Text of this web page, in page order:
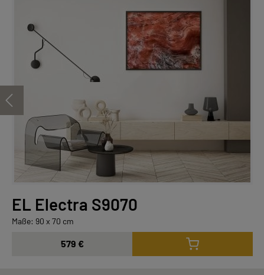
EL Electra S9070
Maße: 90 x 70 cm
579 €